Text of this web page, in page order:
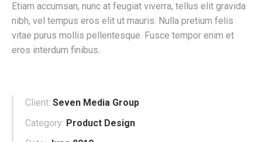
Etiam accumsan, nunc at feugiat viverra, tellus elit gravida
nibh, vel tempus eros elit ut mauris. Nulla pretium felis
vitae purus mollis pellentesque. Fusce tempor enim et
eros interdum finibus.
Client: Seven Media Group
Category: Product Design